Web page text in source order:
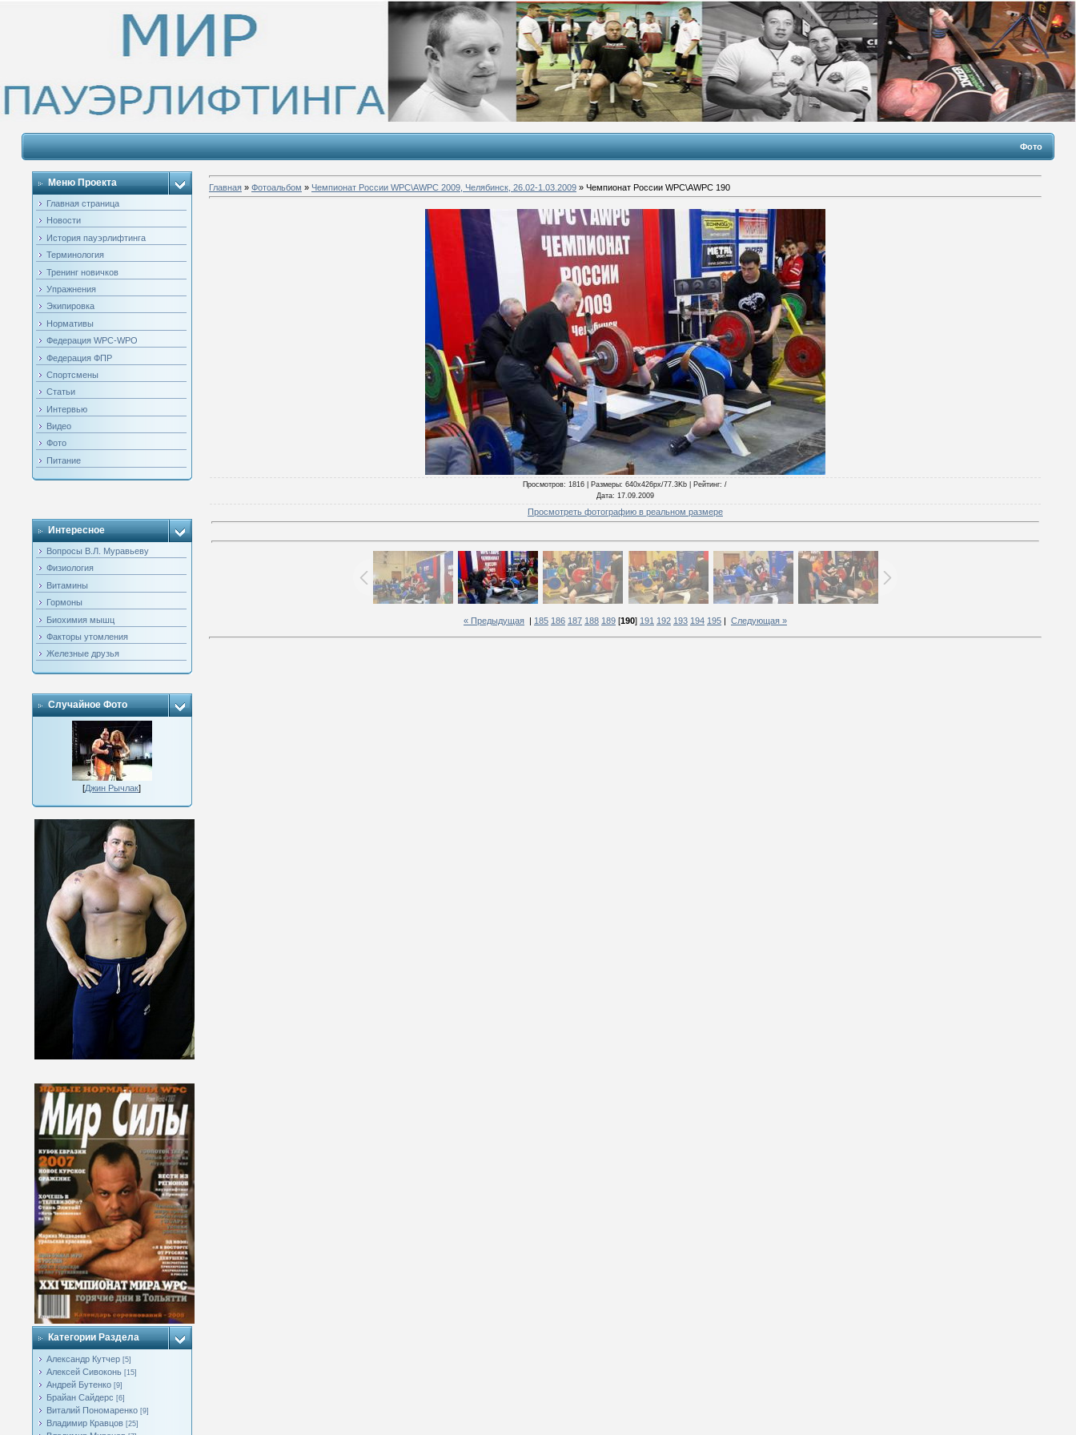
Фото
Меню Проекта
Главная страница
Новости
История пауэрлифтинга
Терминология
Тренинг новичков
Упражнения
Экипировка
Нормативы
Федерация WPC-WPO
Федерация ФПР
Спортсмены
Статьи
Интервью
Видео
Фото
Питание
Интересное
Вопросы В.Л. Муравьеву
Физиология
Витамины
Гормоны
Биохимия мышц
Факторы утомления
Железные друзья
Случайное Фото
[Джин Рычлак]
Категории Раздела
Александр Кутчер [5]
Алексей Сивоконь [15]
Андрей Бутенко [9]
Брайан Сайдерс [6]
Виталий Пономаренко [9]
Владимир Кравцов [25]
Главная» Фотоальбом » Чемпионат России WPC\AWPC 2009, Челябинск, 26.02-1.03.2009» Чемпионат России WPC\AWPC 190
Просмотров: 1816 | Размеры: 640x426px/77.3Kb | Рейтинг: /
Дата: 17.09.2009
Просмотреть фотографию в реальном размере
« Предыдущая| 185 186 187 188 189[190] 191 192 193 194 195| Следующая »